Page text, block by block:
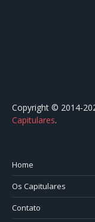
Copyright © 2014-
Capitulares
Home
Os Capitulares
Contato